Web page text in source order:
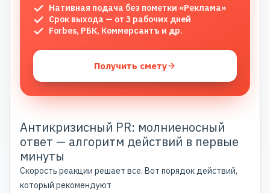
Нативная подача без пометки «Реклама»
Срок выхода — от 3 рабочих дней
Forbes, РБК, Коммерсантъ и др.
Получить смету
Антикризисный PR: молниеносный
ответ — алгоритм действий в первые
минуты
Скорость реакции решает все. Вот порядок действий,
который рекомендуют